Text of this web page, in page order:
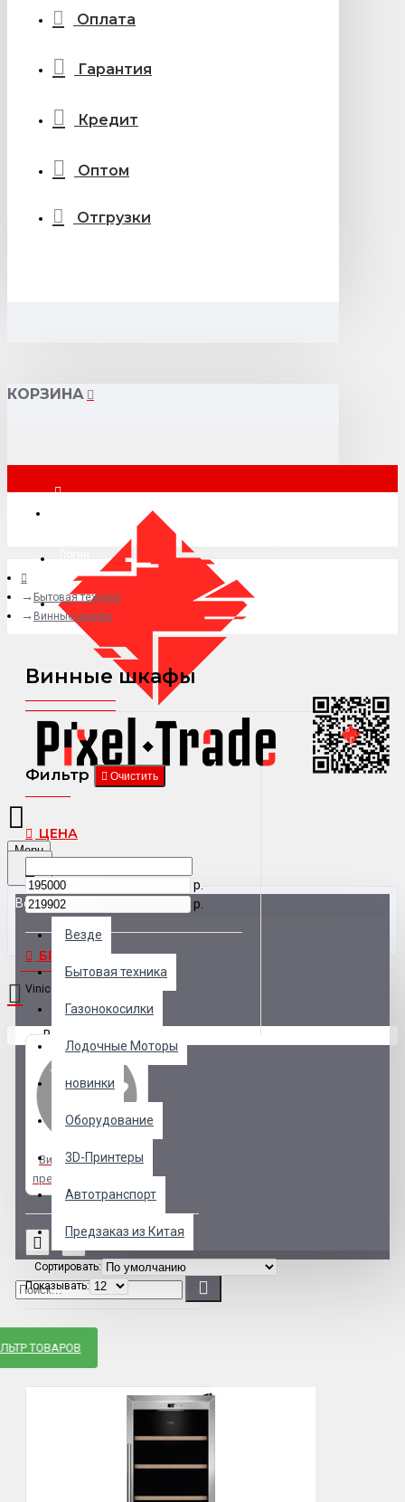
Оплата
Гарантия
Кредит
Оптом
Отгрузки
КОРЗИНА
+7 (495) 015-41-41
Menu
Везде
Везде
Бытовая техника
Газонокосилки
Лодочные Моторы
новинки
Оборудование
3D-Принтеры
Автотранспорт
Предзаказ из Китая
0 товар(ов) - 0 р.
В корзине пусто!
Бытовая техника
Винные шкафы
Винные шкафы
Фильтр Очистить
ЦЕНА
р.
р.
БРЕНД
Vinicole
Винные шкафы по
предзаказу
Сортировать:
Показывать:
ТОВАРОВ